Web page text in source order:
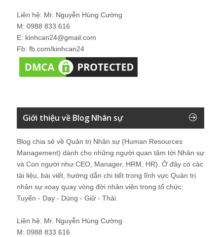
Liên hệ: Mr. Nguyễn Hùng Cường
M: 0988 833 616
E: kinhcan24@gmail.com
Fb: fb.com/kinhcan24
Giới thiệu về Blog Nhân sự
Blog chia sẻ về Quản trị Nhân sự (Human Resources
Management) dành cho những người quan tâm tới Nhân sự
và Con người như CEO, Manager, HRM, HR). Ở đây có các
tài liệu, bài viết, hướng dẫn chi tiết trong lĩnh vực Quản trị
nhân sự xoay quay vòng đời nhân viên trong tổ chức:
Tuyển - Dạy - Dùng - Giữ - Thải.
Liên hệ: Mr. Nguyễn Hùng Cường
M: 0988 833 616